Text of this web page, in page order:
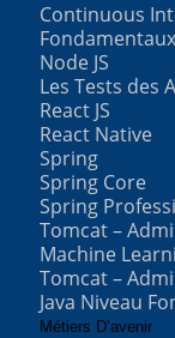
Continuous
Node JS
Les Tests des
React JS
React Native
Spring
Spring Core
Spring
Tomcat –
Machine
Tomcat –
Java Niveau
Métiers D’avenir